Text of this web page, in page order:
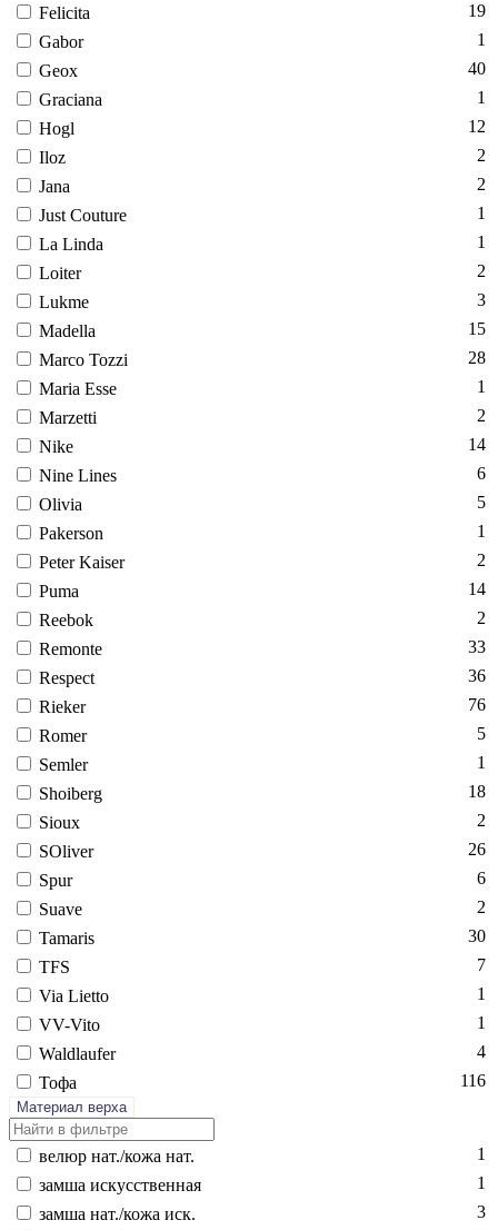
Fe­lici­ta
19
Ga­bor
1
Ge­ox
40
Gra­ci­ana
1
Hogl
12
Iloz
2
Ja­na
2
Just Co­utu­re
1
La Lin­da
1
Lo­iter
2
Luk­me
3
Ma­del­la
15
Mar­co Toz­zi
28
Ma­ria Es­se
1
Mar­zetti
2
Ni­ke
14
Ni­ne Li­nes
6
Oli­via
5
Pa­ker­son
1
Pe­ter Ka­iser
2
Pu­ma
14
Re­ebok
2
Re­mon­te
33
Res­pect
36
Ri­eker
76
Ro­mer
5
Sem­ler
1
Sho­iberg
18
Si­oux
2
SO­liver
26
Spur
6
Su­ave
2
Ta­maris
30
TFS
7
Via Li­et­to
1
VV-Vi­to
1
Wald­la­ufer
4
То­фа
116
Материал верха
ве­люр нат./ко­жа нат.
1
зам­ша ис­кусс­твен­ная
1
зам­ша нат./ко­жа иск.
3